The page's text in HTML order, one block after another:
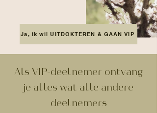
Ja, ik wil UITDOKTEREN & GAAN VIP
Als VIP-deelnemer ontvang
je alles wat alle andere
deelnemers